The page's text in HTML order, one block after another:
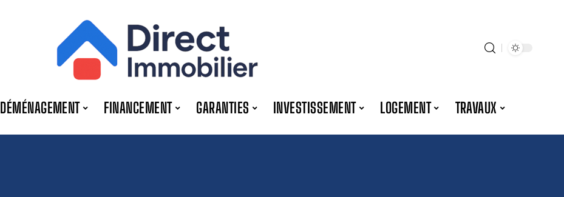
DÉMÉNAGEMENT FINANCEMENT GARANTIES INVESTISSEMENT LOGEMENT TRAVAUX